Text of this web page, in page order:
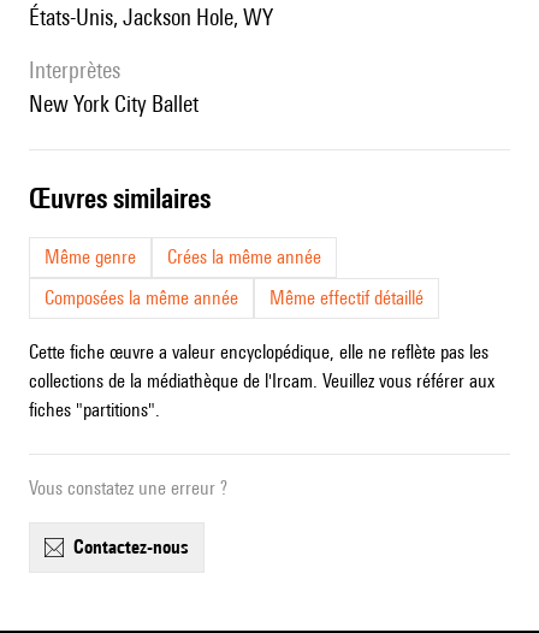
États-Unis, Jackson Hole, WY
interprètes
New York City Ballet
œuvres similaires
Même genre
Crées la même année
Composées la même année
Même effectif détaillé
Cette fiche œuvre a valeur encyclopédique, elle ne reflète pas les
collections de la médiathèque de l'Ircam. Veuillez vous référer aux
fiches "partitions".
Vous constatez une erreur ?
contactez-nous